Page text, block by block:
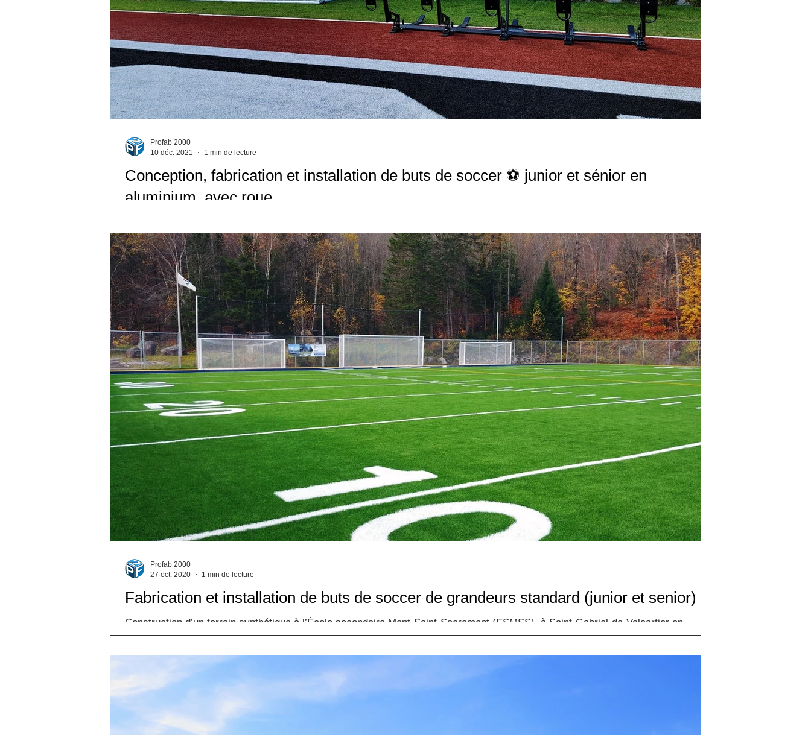
Conception, fabrication et installation de buts de soccer ⚽ junior et sénior en
aluminium, avec roue
buts de...
Profab 2000
10 déc. 2021
1 min de lecture
Fabrication et installation de buts de soccer de grandeurs standard (junior et senior)
Construction d’un terrain synthétique à l’École secondaire Mont-Saint-Sacrement (ESMSS), à Saint-Gabriel-de-Valcartier en
banlieue nord...
Profab 2000
27 oct. 2020
1 min de lecture